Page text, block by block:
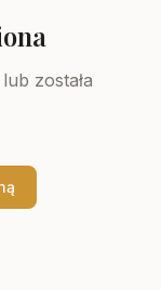
została